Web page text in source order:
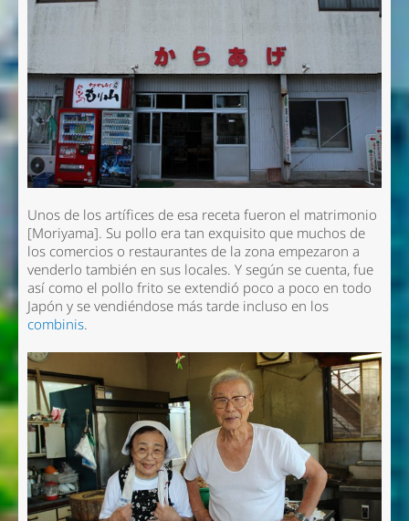
Unos de los artífices de esa receta fueron el matrimonio
[Moriyama]. Su pollo era tan exquisito que muchos de
los comercios o restaurantes de la zona empezaron a
venderlo también en sus locales. Y según se cuenta, fue
así como el pollo frito se extendió poco a poco en todo
Japón y se vendiéndose más tarde incluso en los
combinis.